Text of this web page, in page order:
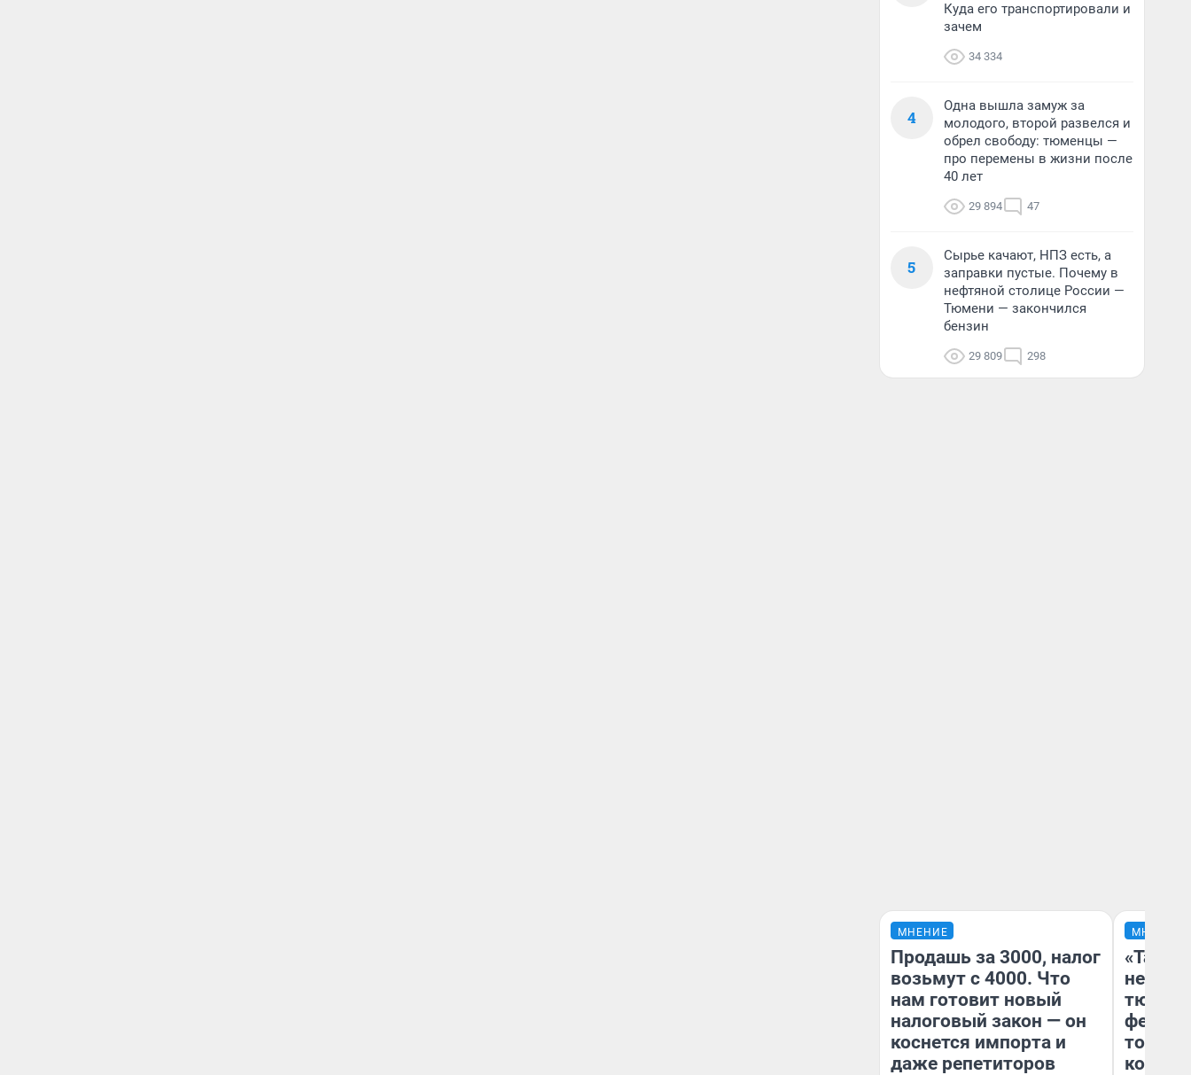
Куда его транспортировали и
зачем
34 334
4
Одна вышла замуж за
молодого, второй развелся и
обрел свободу: тюменцы —
про перемены в жизни после
40 лет
29 894 47
5
Сырье качают, НПЗ есть, а
заправки пустые. Почему в
нефтяной столице России —
Тюмени — закончился
бензин
29 809 298
МНЕНИЕ
Продашь за 3000, налог
возьмут с 4000. Что
нам готовит новый
налоговый закон — он
коснется импорта и
даже репетиторов
МНЕНИЕ
не